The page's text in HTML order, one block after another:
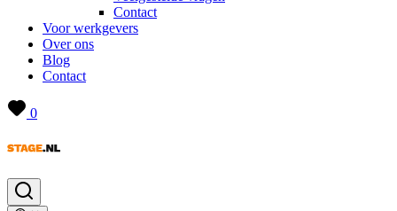
Contact
Voor werkgevers
Over ons
Blog
Contact
0